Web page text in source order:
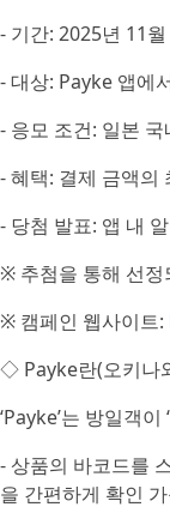
- 기간: 2025년 11
- 대상: Payke 앱에
- 응모 조건: 일본
- 혜택: 결제 금액의
- 당첨 발표: 앱 내
※ 추첨을 통해 선정
※ 캠페인 웹사이트:
◇ Payke란(오키나
‘Payke’는 방일객
- 상품의 바코드를
을 간편하게 확인